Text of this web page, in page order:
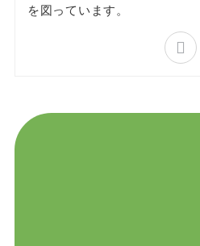
を図っています。